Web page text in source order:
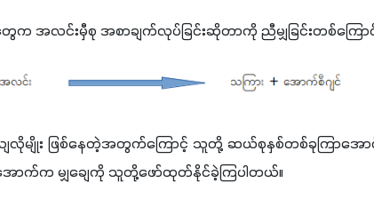
ေက အလင်းမှီစု အစာချက်လုပ်ခြင်းဆိုတာကို ညီမျှခြင်းတစ်ကြောင်
မျိုး ဖြစ်နေတဲ့အတွက်ကြောင့် သူတို့ ဆယ်စုနှစ်တစ်ခုကြာအောင်
ောက်က မျှချေကို သူတို့ဖော်ထုတ်နိုင်ခဲ့ကြပါတယ်။